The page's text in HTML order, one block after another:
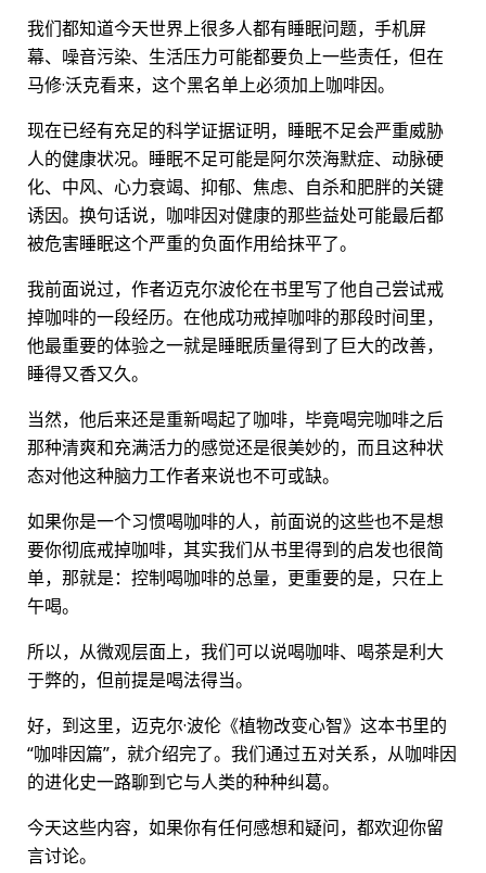
我们都知道今天世界上很多人都有睡眠问题，手机屏
幕、噪音污染、生活压力可能都要负上一些责任，但在
马修·沃克看来，这个黑名单上必须加上咖啡因。
现在已经有充足的科学证据证明，睡眠不足会严重威胁
人的健康状况。睡眠不足可能是阿尔茨海默症、动脉硬
化、中风、心力衰竭、抑郁、焦虑、自杀和肥胖的关键
诱因。换句话说，咖啡因对健康的那些益处可能最后都
被危害睡眠这个严重的负面作用给抹平了。
我前面说过，作者迈克尔波伦在书里写了他自己尝试戒
掉咖啡的一段经历。在他成功戒掉咖啡的那段时间里，
他最重要的体验之一就是睡眠质量得到了巨大的改善，
睡得又香又久。
当然，他后来还是重新喝起了咖啡，毕竟喝完咖啡之后
那种清爽和充满活力的感觉还是很美妙的，而且这种状
态对他这种脑力工作者来说也不可或缺。
如果你是一个习惯喝咖啡的人，前面说的这些也不是想
要你彻底戒掉咖啡，其实我们从书里得到的启发也很简
单，那就是：控制喝咖啡的总量，更重要的是，只在上
午喝。
所以，从微观层面上，我们可以说喝咖啡、喝茶是利大
于弊的，但前提是喝法得当。
好，到这里，迈克尔·波伦《植物改变心智》这本书里的
“咖啡因篇”，就介绍完了。我们通过五对关系，从咖啡因
的进化史一路聊到它与人类的种种纠葛。
今天这些内容，如果你有任何感想和疑问，都欢迎你留
言讨论。